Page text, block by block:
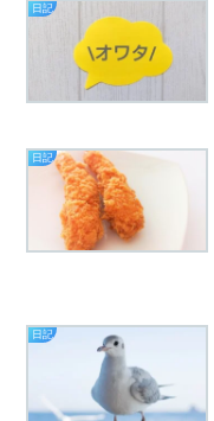
日記
日記
日記